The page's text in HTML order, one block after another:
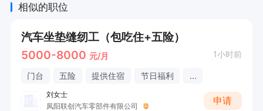
相似的职位
汽车坐垫缝纫工（包吃住+五险）
5000-8000 元/月 1小时前
门台 五险 提供住宿 节日福利 ...
刘女士
凤阳联创汽车零部件有限公司
申请